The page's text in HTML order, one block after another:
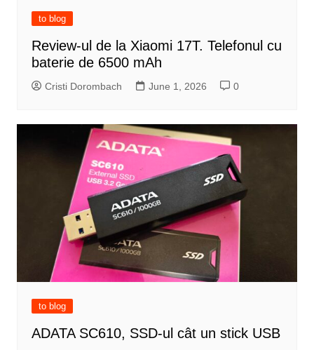
to blog
Review-ul de la Xiaomi 17T. Telefonul cu
baterie de 6500 mAh
Cristi Dorombach June 1, 2026 0
to blog
ADATA SC610, SSD-ul cât un stick USB